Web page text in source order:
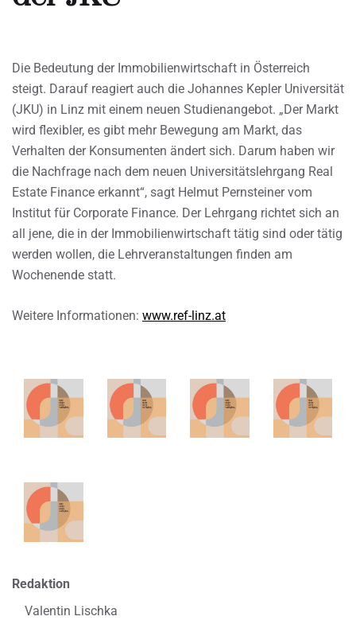
Die Bedeutung der Immobilienwirtschaft in Österreich
steigt. Darauf reagiert auch die Johannes Kepler Universität
(JKU) in Linz mit einem neuen Studienangebot. „Der Markt
wird flexibler, es gibt mehr Bewegung am Markt, das
Verhalten der Konsumenten ändert sich. Darum haben wir
die Nachfrage nach dem neuen Universitätslehrgang Real
Estate Finance erkannt“, sagt Helmut Pernsteiner vom
Institut für Corporate Finance. Der Lehrgang richtet sich an
all jene, die in der Immobilienwirtschaft tätig sind oder tätig
werden wollen, die Lehrveranstaltungen finden am
Wochenende statt.
Weitere Informationen: www.ref-linz.at
Redaktion
Valentin Lischka